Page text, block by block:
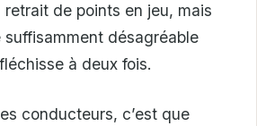
retrait de points en jeu, mais
suffisamment désagréable
à deux fois.
conducteurs, c’est que